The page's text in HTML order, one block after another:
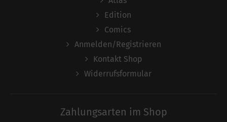
Edition
Comics
Anmelden/Registrieren
Kontakt Shop
Widerrufsformular
Zahlungsarten im Shop